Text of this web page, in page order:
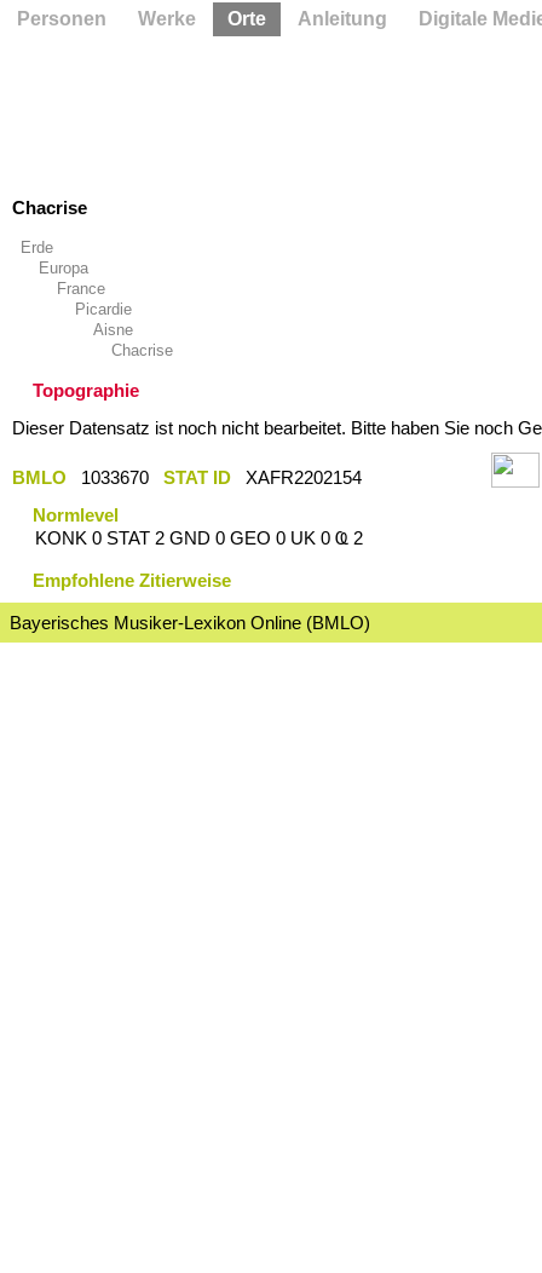
Chacrise
Erde
Europa
France
Picardie
Aisne
Chacrise
Topographie
Dieser Datensatz ist noch nicht bearbeitet. Bitte haben Sie noch
BMLO 1033670 STAT ID
XAFR2202154
Normlevel
KONK 0 STAT 2 GND 0 GEO 0 UK 0 Ҩ 2
Empfohlene Zitierweise
Bayerisches Musiker-Lexikon Online (BMLO)
Personen Werke Orte Anleitung Digitale